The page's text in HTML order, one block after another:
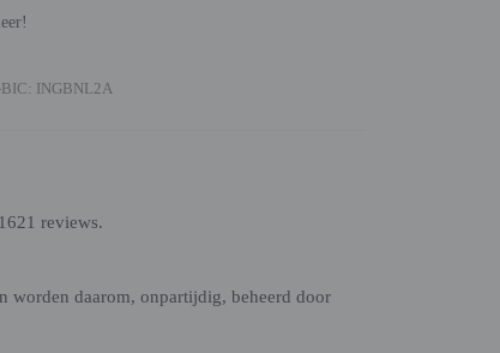
INGBNL2A
reviews.
worden daarom, onpartijdig, beheerd door